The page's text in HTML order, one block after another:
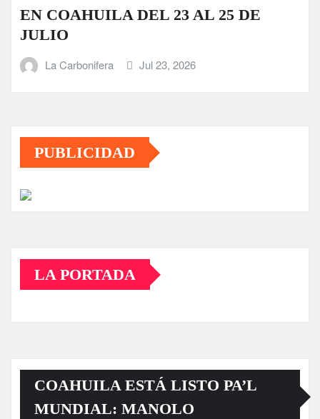
EN COAHUILA DEL 23 AL 25 DE
JULIO
La Carbonifera Jul 23, 2026
PUBLICIDAD
LA PORTADA
COAHUILA ESTÁ LISTO PA’L
MUNDIAL: MANOLO